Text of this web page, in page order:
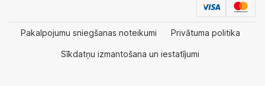
Pakalpojumu sniegšanas noteikumi Privātuma politika
Sīkdatņu izmantošana un iestatījumi